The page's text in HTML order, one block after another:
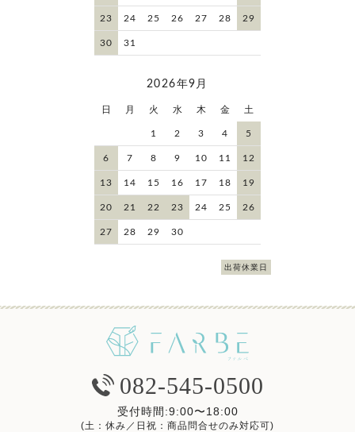
23 24 25 26 27 28 29
30 31
2026年9月
日 月 火 水 木 金 土
1 2 3 4 5
6 7 8 9 10 11 12
13 14 15 16 17 18 19
20 21 22 23 24 25 26
27 28 29 30
出荷休業日
082-545-0500
受付時間:9:00〜18:00
(土：休み／日祝：商品問合せのみ対応可)